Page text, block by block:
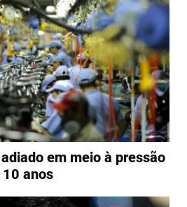
em meio à pressão
anos